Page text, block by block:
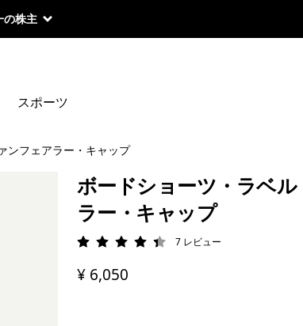
の株主
スポーツ
ンフェアラー・キャップ
ボードショーツ・ラベ
ラー・キャップ
評価: 4.4 / 5
7 レビュー
¥ 6,050